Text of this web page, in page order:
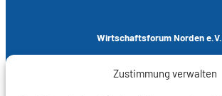
Zustimmung verwalten
Wirtschaftsforum Norden e.V.
26506 Norden